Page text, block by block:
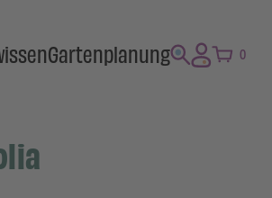
Gartenplanung 0